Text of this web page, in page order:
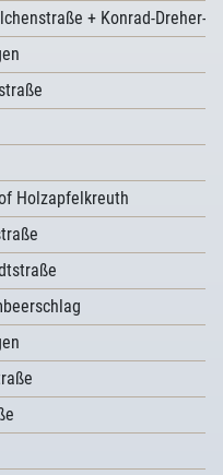
+ Konrad-Dreher-
Holzapfelkreuth